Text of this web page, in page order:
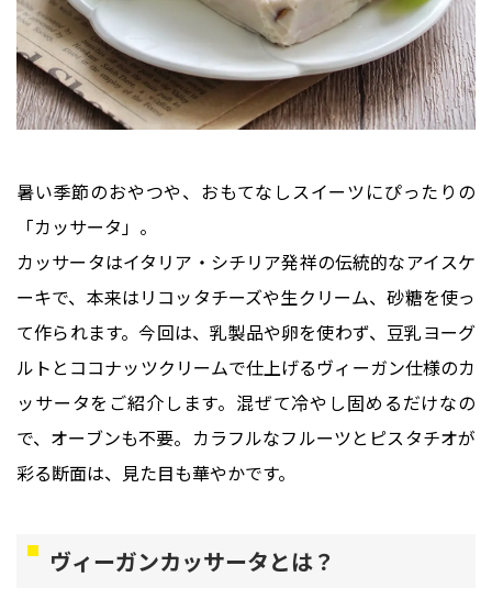
暑い季節のおやつや、おもてなしスイーツにぴったりの
「カッサータ」。
カッサータはイタリア・シチリア発祥の伝統的なアイスケ
ーキで、本来はリコッタチーズや生クリーム、砂糖を使っ
て作られます。今回は、乳製品や卵を使わず、豆乳ヨーグ
ルトとココナッツクリームで仕上げるヴィーガン仕様のカ
ッサータをご紹介します。混ぜて冷やし固めるだけなの
で、オーブンも不要。カラフルなフルーツとピスタチオが
彩る断面は、見た目も華やかです。
ヴィーガンカッサータとは？